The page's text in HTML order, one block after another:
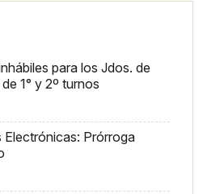
para los Jdos. de
1° y 2º turnos
Prórroga